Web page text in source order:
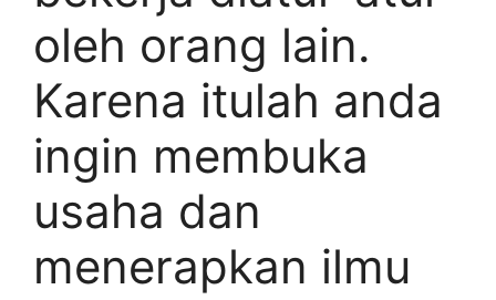
oleh orang lain.
Karena itulah anda
ingin membuka
usaha dan
menerapkan ilmu